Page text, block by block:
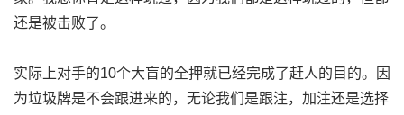
还是被击败了。
实际上对手的10个大盲的全押就已经完成了赶人的目的。因
为垃圾牌是不会跟进来的，无论我们是跟注，加注还是选择